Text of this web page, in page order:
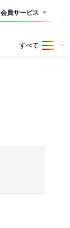
会員サービス
すべて